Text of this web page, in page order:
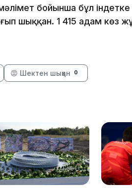
мәлімет бойынша бұл
шыққан. 1 415 адам көз
😡 Шектен шыққан 0